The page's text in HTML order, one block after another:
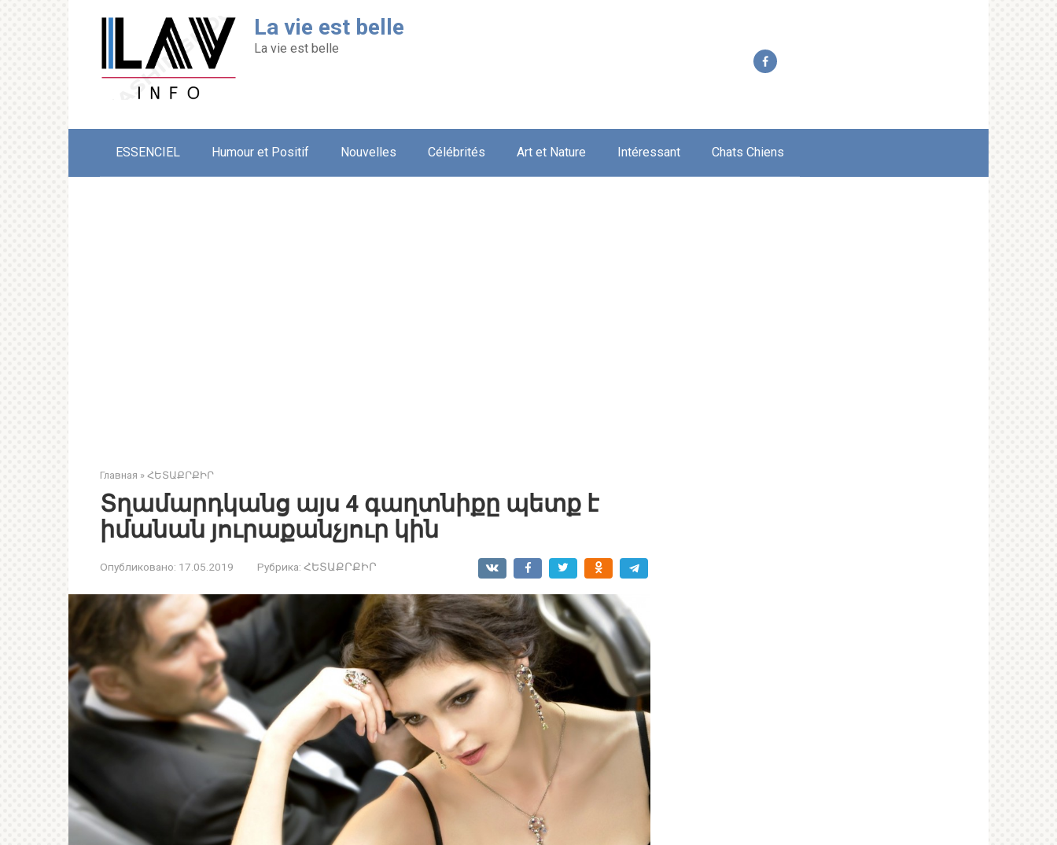
La vie est belle
La vie est belle
ESSENCIEL Humour et Positif Nouvelles Célébrités Art et Nature Intéressant Chats Chiens
Главная » ՀԵՏԱՔՐՔԻՐ
Տղամարդկանց այս 4 գաղտնիքը պետք է
իմանան յուրաքանչյուր կին
Опубликовано: 17.05.2019 Рубрика: ՀԵՏԱՔՐՔԻՐ